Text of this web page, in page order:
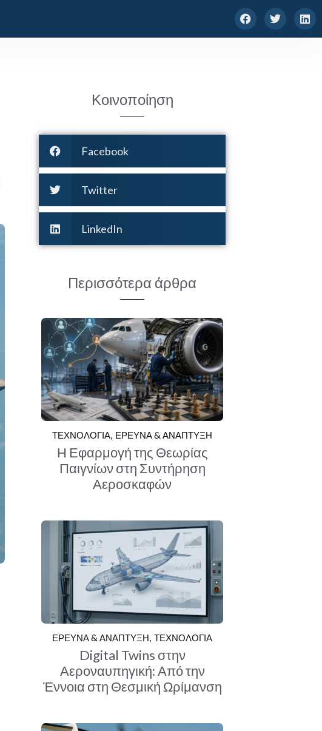
Κοινοποίηση
Facebook
Twitter
LinkedIn
Περισσότερα άρθρα
ΤΕΧΝΟΛΟΓΙΑ ΕΡΕΥΝΑ & ΑΝΑΠΤΥΞΗ
Η Εφαρμογή της Θεωρίας
Παιγνίων στη Συντήρηση
Αεροσκαφών
ΕΡΕΥΝΑ & ΑΝΑΠΤΥΞΗ ΤΕΧΝΟΛΟΓΙΑ
Digital Twins στην
Αεροναυπηγική: Από την
Έννοια στη Θεσμική Ωρίμανση